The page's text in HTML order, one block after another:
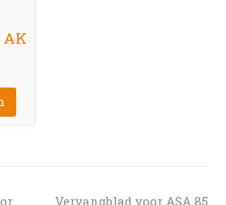
AK
next
Vervangblad voor ASA 85